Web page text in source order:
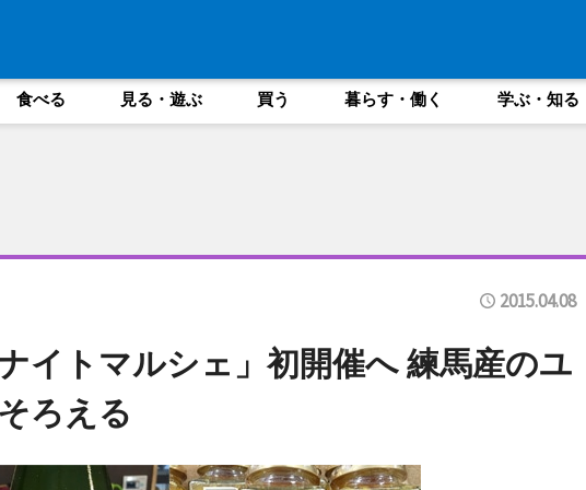
食べる 見る・遊ぶ 買う 暮らす・働く 学ぶ・知る
2015.04.08
イトマルシェ」初開催へ 練馬産のユ
ろえる